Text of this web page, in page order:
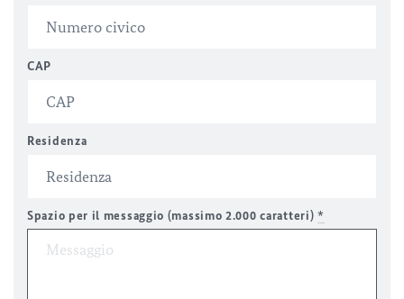
CAP
Residenza
Spazio per il messaggio (massimo 2.000 caratteri) *